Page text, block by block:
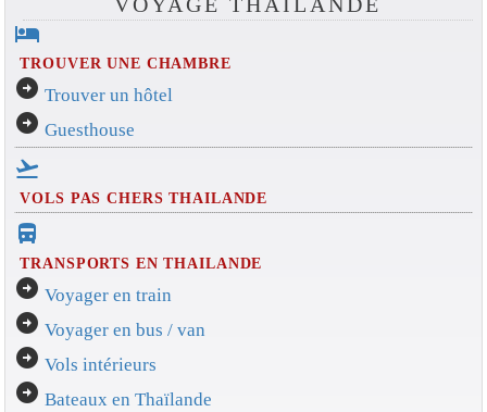
hotel
TROUVER UNE CHAMBRE
arrow_circle_right Trouver un hôtel
arrow_circle_right Guesthouse
flight_takeoff
VOLS PAS CHERS THAILANDE
directions_bus_filled
TRANSPORTS EN THAILANDE
arrow_circle_right Voyager en train
arrow_circle_right Voyager en bus / van
arrow_circle_right Vols intérieurs
arrow_circle_right Bateaux en Thaïlande